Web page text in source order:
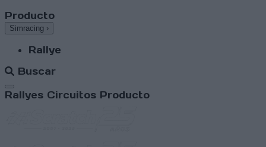
Producto
Simracing ›
Rallye
Buscar
Abrir menú
Rallyes Circuitos Producto